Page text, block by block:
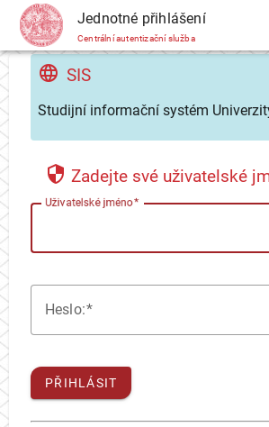
CAS Jednotné přihlášení
Centrální autentizační služba
SIS
Studijní informační systém
Zadejte své uživatelské
Uživatelské jméno
Heslo:
PŘIHLÁSIT